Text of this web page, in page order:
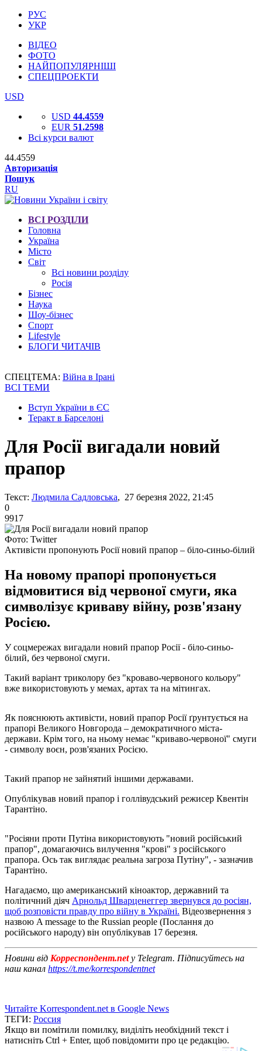
РУС
УКР
ВІДЕО
ФОТО
НАЙПОПУЛЯРНІШІ
СПЕЦПРОЕКТИ
USD
USD 44.4559
EUR 51.2598
Всі курси валют
44.4559
Авторизація
Пошук
RU
ВСІ РОЗДІЛИ
Головна
Україна
Місто
Світ
Всі новини розділу
Росія
Бізнес
Наука
Шоу-бізнес
Спорт
Lifestyle
БЛОГИ ЧИТАЧІВ
СПЕЦТЕМА: Війна в Ірані
ВСІ ТЕМИ
Вступ України в ЄС
Теракт в Барселоні
Для Росії вигадали новий
прапор
Текст: Людмила Садловська, 27 березня 2022, 21:45
0
9917
Фото: Twitter
Активісти пропонують Росії новий прапор – біло-синьо-білий
На новому прапорі пропонується
відмовитися від червоної смуги, яка
символізує криваву війну, розв'язану
Росією.
У соцмережах вигадали новий прапор Росії - біло-синьо-
білий, без червоної смуги.
Такий варіант триколору без "кроваво-червоного кольору"
вже використовують у мемах, артах та на мітингах.
Як пояснюють активісти, новий прапор Росії ґрунтується на
прапорі Великого Новгорода – демократичного міста-
держави. Крім того, на ньому немає "криваво-червоної" смуги
- символу воєн, розв'язаних Росією.
Такий прапор не зайнятий іншими державами.
Опублікував новий прапор і голлівудський режисер Квентін
Тарантіно.
"Росіяни проти Путіна використовують "новий російський
прапор", домагаючись вилучення "крові" з російського
прапора. Ось так виглядає реальна загроза Путіну", - зазначив
Тарантіно.
Нагадаємо, що американський кіноактор, державний та
політичний діяч Арнольд Шварценеггер звернувся до росіян,
щоб розповісти правду про війну в Україні. Відеозвернення з
назвою A message to the Russian people (Послання до
російського народу) він опублікував 17 березня.
Новини від Корреспондент.netу Telegram. Підписуйтесь на
наш канал https://t.me/korrespondentnet
Читайте Korrespondent.net в Google News
ТЕГИ: Россия
Якщо ви помітили помилку, виділіть необхідний текст і
натисніть Ctrl + Enter, щоб повідомити про це редакцію.